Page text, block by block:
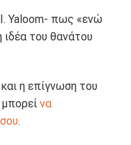
I. Yaloom- πως «ενώ
ιδέα του θανάτου
η επίγνωση του
να
.